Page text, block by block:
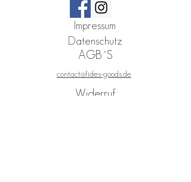
Impressum
Datenschutz
AGB´S
contact@fides-goods.de
Widerruf